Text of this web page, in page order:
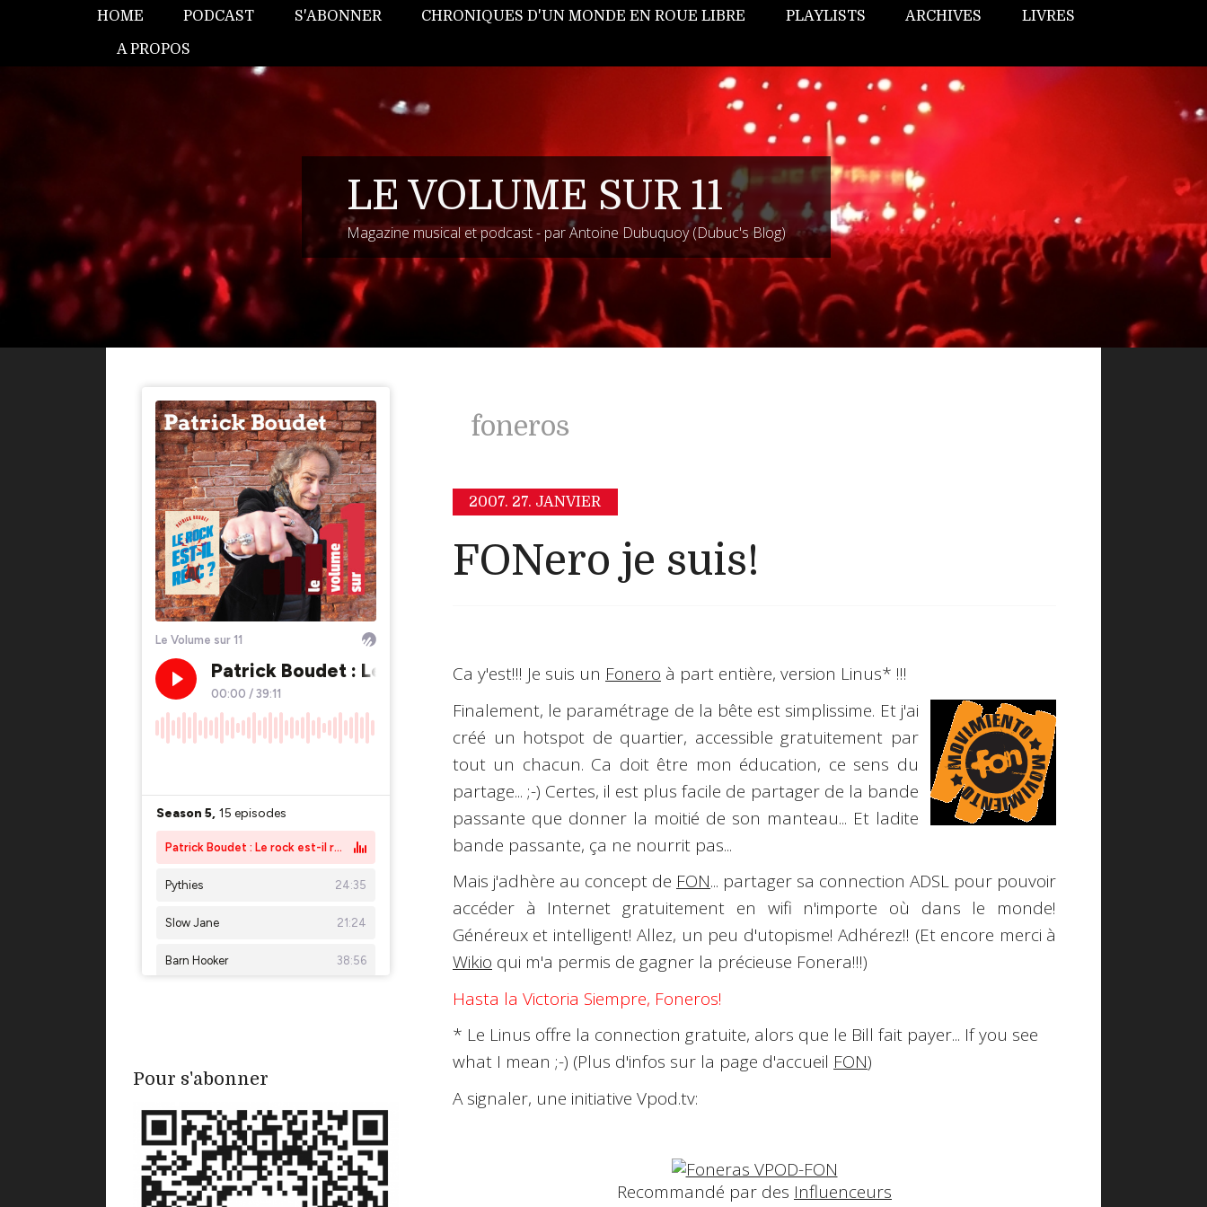
HOME PODCAST S'ABONNER CHRONIQUES D'UN MONDE EN ROUE LIBRE PLAYLISTS ARCHIVES LIVRES
A PROPOS
LE VOLUME SUR 11
Magazine musical et podcast - par Antoine Dubuquoy (Dubuc's Blog)
Pour s'abonner
foneros
2007. 27. JANVIER
FONero je suis!
Ca y'est!!! Je suis un Fonero à part entière, version Linus* !!!
Finalement, le paramétrage de la bête est simplissime. Et j'ai
créé un hotspot de quartier, accessible gratuitement par
tout un chacun. Ca doit être mon éducation, ce sens du
partage...;-) Certes, il est plus facile de partager de la bande
passante que donner la moitié de son manteau... Et ladite
bande passante, ça ne nourrit pas...
Mais j'adhère au concept de FON... partager sa connection ADSL pour pouvoir
accéder à Internet gratuitement en wifi n'importe où dans le monde!
Généreux et intelligent! Allez, un peu d'utopisme! Adhérez!! (Et encore merci à
Wikio qui m'a permis de gagner la précieuse Fonera!!!)
Hasta la Victoria Siempre, Foneros!
* Le Linus offre la connection gratuite, alors que le Bill fait payer... If you see
what I mean ;-) (Plus d'infos sur la page d'accueil FON)
A signaler, une initiative Vpod.tv:
Recommandé par des Influenceurs